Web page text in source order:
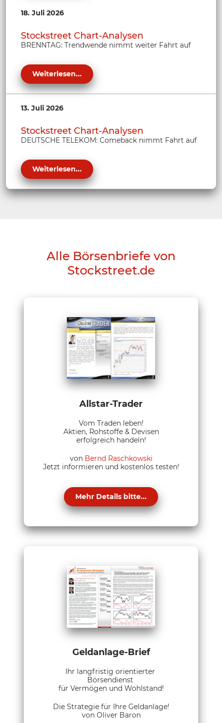
18. Juli 2026
Stockstreet Chart-Analysen
BRENNTAG: Trendwende nimmt weiter Fahrt auf
Weiterlesen...
13. Juli 2026
Stockstreet Chart-Analysen
DEUTSCHE TELEKOM: Comeback nimmt Fahrt auf
Weiterlesen...
Alle Börsenbriefe von
Stockstreet.de
Allstar-Trader
Vom Traden leben!
Aktien, Rohstoffe & Devisen
erfolgreich handeln!
von Bernd Raschkowski
Jetzt informieren und kostenlos testen!
Mehr Details bitte...
Geldanlage-Brief
Ihr langfristig orientierter
Börsendienst
für Vermögen und Wohlstand!
Die Strategie für Ihre Geldanlage!
von Oliver Baron